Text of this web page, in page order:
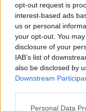
opt-out request is
interest-based ads
us or personal
your opt-out. You
disclosure of your
IAB’s list of
also be disclosed by
Downstream
Personal Data